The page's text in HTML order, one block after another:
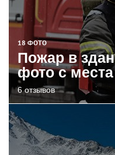
18 ФОТО
Пожар в
фото с
6 отзывов